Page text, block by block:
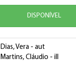
DISPONÍVEL
Dias, Vera - aut
Martins, Cláudio - ill